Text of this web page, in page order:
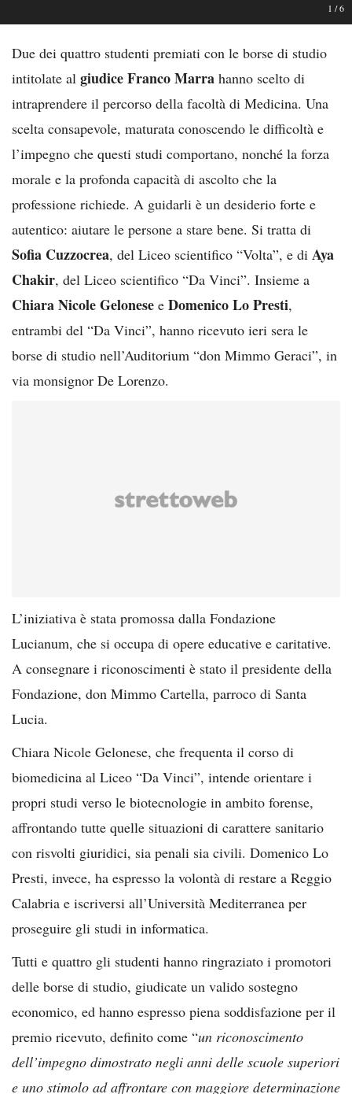
1 /6
Due dei quattro studenti premiati con le borse di studio
intitolate al giudice Franco Marra hanno scelto di
intraprendere il percorso della facoltà di Medicina. Una
scelta consapevole, maturata conoscendo le difficoltà e
l’impegno che questi studi comportano, nonché la forza
morale e la profonda capacità di ascolto che la
professione richiede. A guidarli è un desiderio forte e
autentico: aiutare le persone a stare bene. Si tratta di
Sofia Cuzzocrea, del Liceo scientifico “Volta”, e di Aya
Chakir, del Liceo scientifico “Da Vinci”. Insieme a
Chiara Nicole Gelonese e Domenico Lo Presti,
entrambi del “Da Vinci”, hanno ricevuto ieri sera le
borse di studio nell’Auditorium “don Mimmo Geraci”, in
via monsignor De Lorenzo.
L’iniziativa è stata promossa dalla Fondazione
Lucianum, che si occupa di opere educative e caritative.
A consegnare i riconoscimenti è stato il presidente della
Fondazione, don Mimmo Cartella, parroco di Santa
Lucia.
Chiara Nicole Gelonese, che frequenta il corso di
biomedicina al Liceo “Da Vinci”, intende orientare i
propri studi verso le biotecnologie in ambito forense,
affrontando tutte quelle situazioni di carattere sanitario
con risvolti giuridici, sia penali sia civili. Domenico Lo
Presti, invece, ha espresso la volontà di restare a Reggio
Calabria e iscriversi all’Università Mediterranea per
proseguire gli studi in informatica.
Tutti e quattro gli studenti hanno ringraziato i promotori
delle borse di studio, giudicate un valido sostegno
economico, ed hanno espresso piena soddisfazione per il
premio ricevuto, definito come “un riconoscimento
dell’impegno dimostrato negli anni delle scuole superiori
e uno stimolo ad affrontare con maggiore determinazione